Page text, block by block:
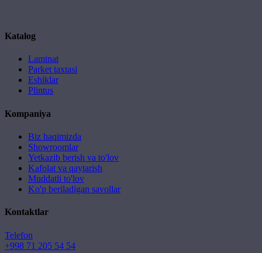
Katalog
Laminat
Parket taxtasi
Eshiklar
Plintus
Kompaniya
Biz haqimizda
Showroomlar
Yetkazib berish va to'lov
Kafolat va qaytarish
Muddatli to'lov
Ko'p beriladigan savollar
Kontaktlar
Telefon
+998 71 205 54 54